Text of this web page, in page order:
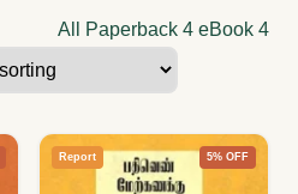
All Paperback 4 eBook 4
Report 5% OFF